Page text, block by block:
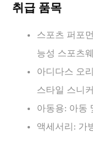
취급 품목
스포츠 퍼포
능성 스포츠
아디다스 오
스타일 스니
아동용: 아동
액세서리: 가